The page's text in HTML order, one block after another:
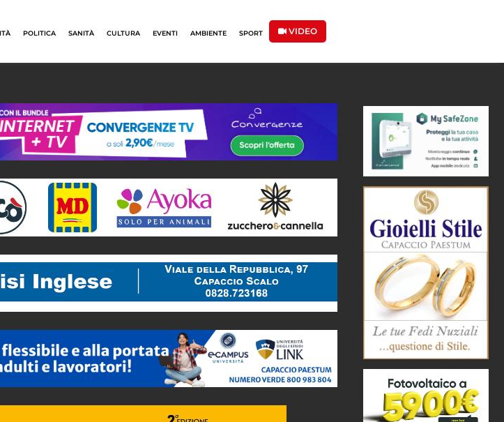
POLITICA SANITÀ CULTURA EVENTI AMBIENTE SPORT VIDEO